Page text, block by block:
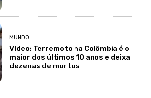
MUNDO
Vídeo: Terremoto na Colômbia é o
maior dos últimos 10 anos e deixa
dezenas de mortos